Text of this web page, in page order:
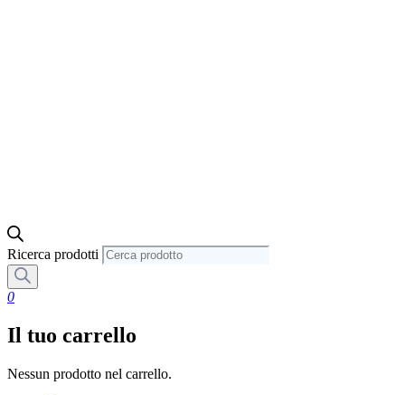
Ricerca prodotti
0
Il tuo carrello
Nessun prodotto nel carrello.